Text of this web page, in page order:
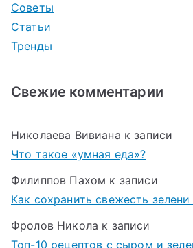
Советы
Статьи
Тренды
Свежие комментарии
Николаева Вивиана к записи
Что такое «умная еда»?
Филиппов Пахом к записи
Как сохранить свежесть зелени
Фролов Никола к записи
Топ-10 рецептов с сыром и